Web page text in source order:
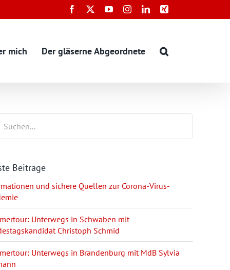
Facebook YouTubeInstagramLinkedInXing
mich Der gläserne Abgeordnete
Beiträge
und sichere Quellen zur Corona-Virus-
Unterwegs in Schwaben mit
Christoph Schmid
Unterwegs in Brandenburg mit MdB Sylvia